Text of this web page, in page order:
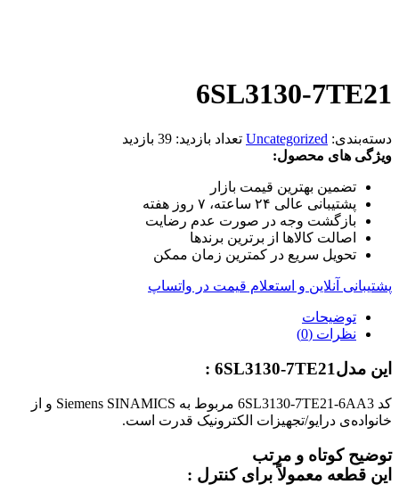
6SL3130-7TE21
دسته‌بندی: Uncategorized تعداد بازدید: 39 بازدید
ویژگی های محصول:
تضمین بهترین قیمت بازار
پشتیبانی عالی ۲۴ ساعته، ۷ روز هفته
بازگشت وجه در صورت عدم رضایت
اصالت کالاها از برترین برندها
تحویل سریع در کمترین زمان ممکن
پشتیبانی آنلاین و استعلام قیمت در واتساپ
توضیحات
نظرات (0)
این مدل6SL3130-7TE21 :
کد 6SL3130-7TE21-6AA3 مربوط به Siemens SINAMICS و از
خانواده‌ی درایو/تجهیزات الکترونیک قدرت است.
توضیح کوتاه و مرتب
این قطعه معمولاً برای کنترل :